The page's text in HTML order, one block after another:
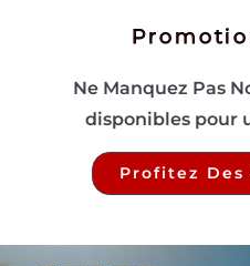
Ne Manquez Pas
disponibles pour
Profitez